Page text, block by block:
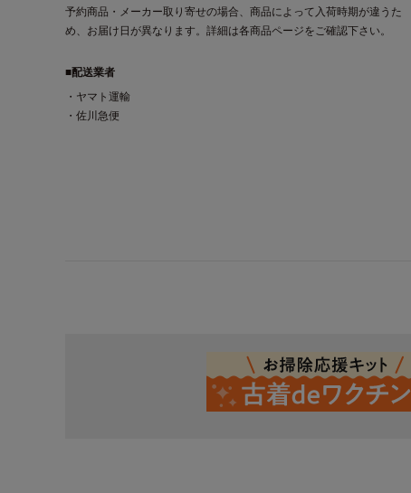
予約商品・メーカー取り寄せの場合、商品によって入荷時期が違うた
め、お届け日が異なります。詳細は各商品ページをご確認下さい。
■配送業者
・ヤマト運輸
・佐川急便